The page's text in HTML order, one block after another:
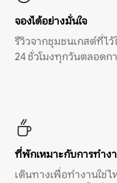
จองได้อย่างมั่นใจ
รีวิวจากชุมชนเกสต์ที่ไ
24 ชั่วโมงทุกวันตลอดก
ที่พักเหมาะกับการทำง
เดินทางเพื่อทำงานใช่